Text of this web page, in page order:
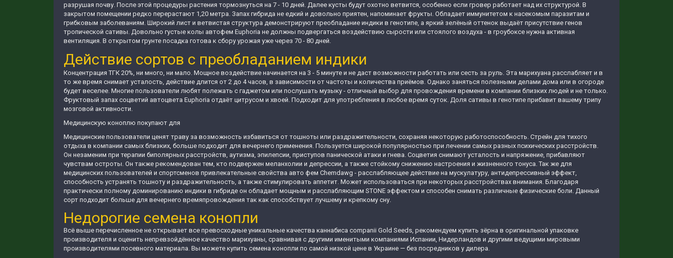
разрушая почву. После этой процедуры растения тормознуться на 7 - 10 дней. Далее кусты будут охотно ветвится, особенно если гровер работает над их структурой. В
закрытом помещении редко перерастают 1,20 метра. Запах гибрида не едкий и довольно приятен, напоминает фрукты. Обладает иммунитетом к насекомым паразитам и
грибковым заболеваниям. Широкий лист и ветвистая структура демонстрируют преобладание индики в генотипе, а яркий зелёный оттенок выдаёт присутствие генов
тропической сативы. Довольно густые колы автофем Euphoria не должны подвергаться воздействию сырости или стоялого воздуха - в гроубоксе нужна активная
вентиляция. В открытом грунте посадка готова к сбору урожая уже через 70 - 80 дней.
Действие сортов с преобладанием индики
Концентрация ТГК 20%, ни много, ни мало. Мощное воздействие начинается на 3 - 5 минуте и не даст возможности работать или сесть за руль. Эта марихуана расслабляет и в
то же время снимает усталость, действие длится от 2 до 4 часов, в зависимости от частоты и количества приёмов. Однако заняться полезными делами дома или в огороде
будет веселее. Многие пользователи любят полежать с гаджетом или послушать музыку - отличный выбор для провождения времени в компании близких людей и не только.
Фруктовый запах соцветий автоцвета Euphoria отдаёт цитрусом и хвоей. Подходит для употребления в любое время суток. Доля сативы в генотипе прибавит вашему трипу
мозговой активности.
Медицинскую коноплю покупают для
Медицинские пользователи ценят траву за возможность избавиться от тошноты или раздражительности, сохраняя некоторую работоспособность. Стрейн для тихого
отдыха в компании самых близких, больше подходит для вечернего применения. Пользуется широкой популярностью при лечении самых разных психических расстройств.
Он незаменим при терапии биполярных расстройств, аутизма, эпилепсии, приступов панической атаки и гнева. Соцветия снимают усталость и напряжение, прибавляют
чувствам остроты. Он также рекомендован тем, кто подвержен меланхолии и депрессии, а также стойкому снижению настроения и жизненного тонуса. Так же для
медицинских пользователей и спортсменов привлекательные свойства авто фем Chemdawg - расслабляющее действие на мускулатуру, антидепрессивный эффект,
способность устранять тошноту и раздражительность, а также стимулировать аппетит. Может использоваться при некоторых расстройствах внимания. Благодаря
практически полному доминированию индики в гибриде он обладает мощным и расслабляющим STONE эффектом и способен снимать различные физические боли. Данный
сорт подходит больше для вечернего времяпровождения так как способствует лучшему и крепкому сну.
Недорогие семена конопли
Всё выше перечисленное не открывает все превосходные уникальные качества каннабиса companii Gold Seeds, рекомендуем купить зёрна в оригинальной упаковке
производителя и оценить непревзойдённое качество марихуаны, сравнивая с другими именитыми компаниями Испании, Нидерландов и другими ведущими мировыми
производителями посевного материала. Вы можете купить семена конопли по самой низкой цене в Украине — без посредников у дилера.